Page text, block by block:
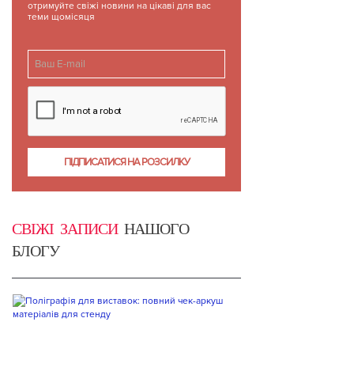
отримуйте свіжі новини на цікаві для вас
теми щомісяця
СВІЖІ ЗАПИСИНАШОГО
БЛОГУ